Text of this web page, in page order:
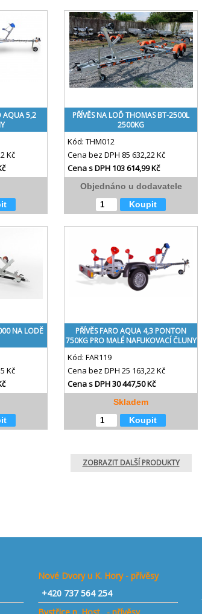
AQUA 5,2
Kč
PŘÍVĚS NA LOĎ THOMAS BT-2500L
2500KG
Kód: THM012
Cena bez DPH 85 632,22 Kč
Cena s DPH 103 614,99 Kč
Objednáno u dodavatele
Koupit
NA LODĚ
Kč
PŘÍVĚS FARO AQUA 4,3 PONTON
750KG PRO MALÉ NAFUKOVACÍ ČLUNY
Kód: FAR119
Cena bez DPH 25 163,22 Kč
Cena s DPH30 447,50 Kč
Skladem
Koupit
ZOBRAZIT DALŠÍ PRODUKTY
Nové Dvory u K. Hory - přívěsy
+420 737 564 254